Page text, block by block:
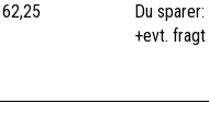
62,25
Du sparer:
+evt. fragt